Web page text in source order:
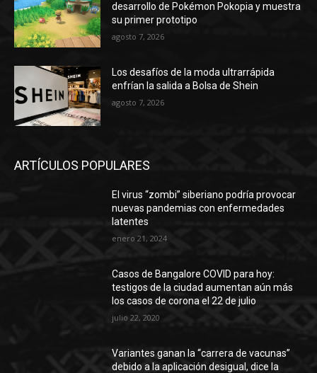
desarrollo de Pokémon Pokopia y muestra
su primer prototipo
agosto 7, 2026
Los desafíos de la moda ultrarrápida
enfrían la salida a Bolsa de Shein
agosto 7, 2026
ARTÍCULOS POPULARES
El virus “zombi” siberiano podría provocar
nuevas pandemias con enfermedades
latentes
enero 21, 2024
Casos de Bangalore COVID para hoy:
testigos de la ciudad aumentan aún más
los casos de corona el 22 de julio
julio 22, 2020
Variantes ganan la “carrera de vacunas”
debido a la aplicación desigual, dice la